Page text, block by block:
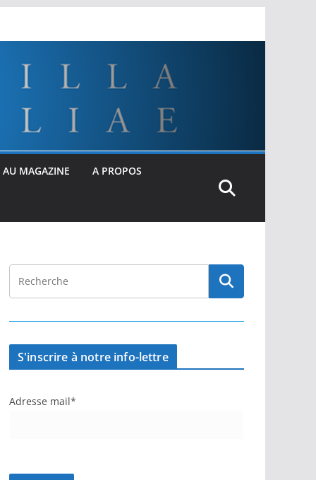
AU MAGAZINE A PROPOS
S'inscrire à notre info-lettre
Adresse mail*